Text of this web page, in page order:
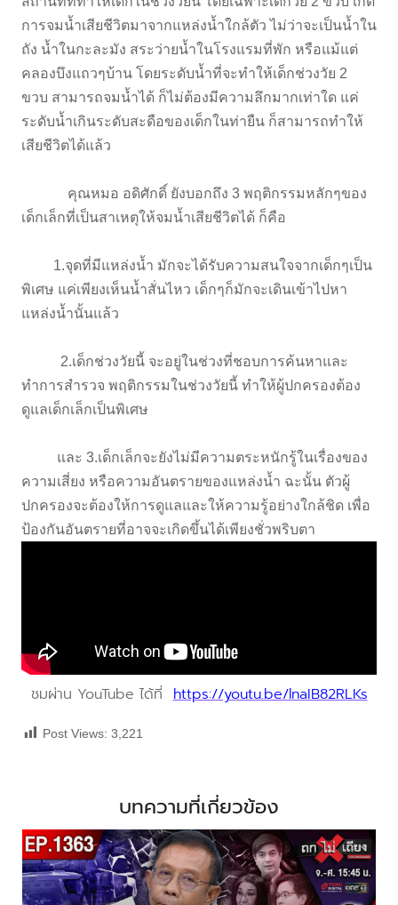
การจมน้ำเสียชีวิตมาจากแหล่งน้ำใกล้ตัว ไม่ว่าจะเป็นน้ำใน
ถัง น้ำในกะละมัง สระว่ายน้ำในโรงแรมที่พัก หรือแม้แต่
คลองบึงแถวๆบ้าน โดยระดับน้ำที่จะทำให้เด็กช่วงวัย 2
ขวบ สามารถจมน้ำได้ ก็ไม่ต้องมีความลึกมากเท่าใด แค่
ระดับน้ำเกินระดับสะดือของเด็กในท่ายืน ก็สามารถทำให้
เสียชีวิตได้แล้ว
คุณหมอ อดิศักดิ์ ยังบอกถึง 3 พฤติกรรมหลักๆของ
เด็กเล็กที่เป็นสาเหตุให้จมน้ำเสียชีวิตได้ ก็คือ
1.จุดที่มีแหล่งน้ำ มักจะได้รับความสนใจจากเด็กๆเป็น
พิเศษ แค่เพียงเห็นน้ำสั่นไหว เด็กๆก็มักจะเดินเข้าไปหา
แหล่งน้ำนั้นแล้ว
2.เด็กช่วงวัยนี้ จะอยู่ในช่วงที่ชอบการค้นหาและ
ทำการสำรวจ พฤติกรรมในช่วงวัยนี้ ทำให้ผู้ปกครองต้อง
ดูแลเด็กเล็กเป็นพิเศษ
และ 3.เด็กเล็กจะยังไม่มีความตระหนักรู้ในเรื่องของ
ความเสี่ยง หรือความอันตรายของแหล่งน้ำ ฉะนั้น ตัวผู้
ปกครองจะต้องให้การดูแลและให้ความรู้อย่างใกล้ชิด เพื่อ
ป้องกันอันตรายที่อาจจะเกิดขึ้นได้เพียงชั่วพริบตา
ชมผ่าน YouTube ได้ที่ https://youtu.be/lnaIB82RLKs
Post Views: 3,221
บทความที่เกี่ยวข้อง